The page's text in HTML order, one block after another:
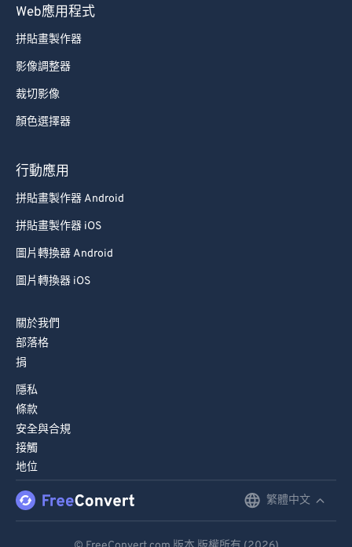
Web應用程式
拼貼畫製作器
影像調整器
裁切影像
顏色選擇器
行動應用
拼貼畫製作器 Android
拼貼畫製作器 iOS
圖片轉換器 Android
圖片轉換器 iOS
關於我們
部落格
捐
隱私
條款
安全與合規
接觸
地位
繁體中文